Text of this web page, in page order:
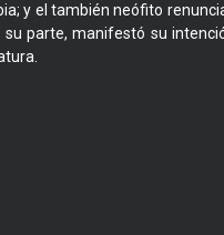
y el también neófito
su parte, manifestó su